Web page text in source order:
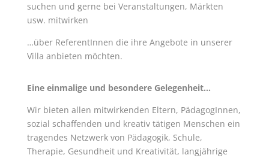
suchen und gerne bei Veranstaltungen, Märkten
usw. mitwirken
…über ReferentInnen die ihre Angebote in unserer
Villa anbieten möchten.
Eine einmalige und besondere Gelegenheit…
Wir bieten allen mitwirkenden Eltern, PädagogInnen,
sozial schaffenden und kreativ tätigen Menschen ein
tragendes Netzwerk von Pädagogik, Schule,
Therapie, Gesundheit und Kreativität, langjährige